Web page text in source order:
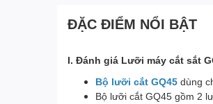
ĐẶC ĐIỂM NỔI BẬT
I. Đánh giá Lưỡi máy cắt sắt
Bộ lưỡi cắt GQ45 dùng
Bộ lưỡi cắt GQ45 gồm 2